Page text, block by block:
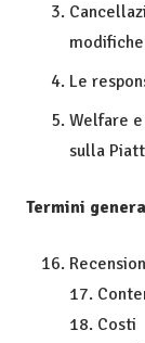
Le
Welfare
sulla
Termini
17.
18. Costi